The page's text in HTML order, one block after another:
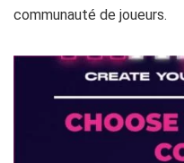
communauté de joueurs.